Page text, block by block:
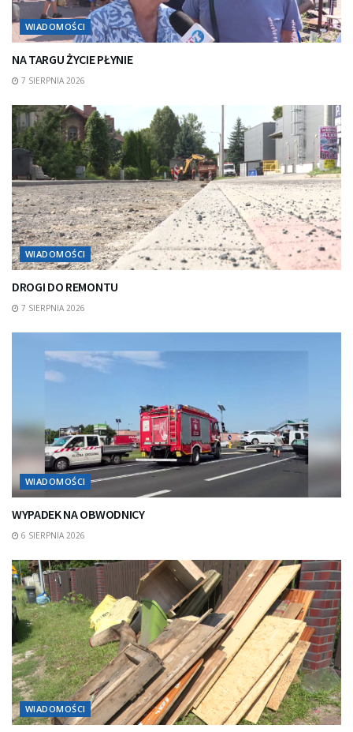
WIADOMOŚCI
NA TARGU ŻYCIE PŁYNIE
7 SIERPNIA 2026
WIADOMOŚCI
DROGI DO REMONTU
7 SIERPNIA 2026
WIADOMOŚCI
WYPADEK NA OBWODNICY
6 SIERPNIA 2026
WIADOMOŚCI